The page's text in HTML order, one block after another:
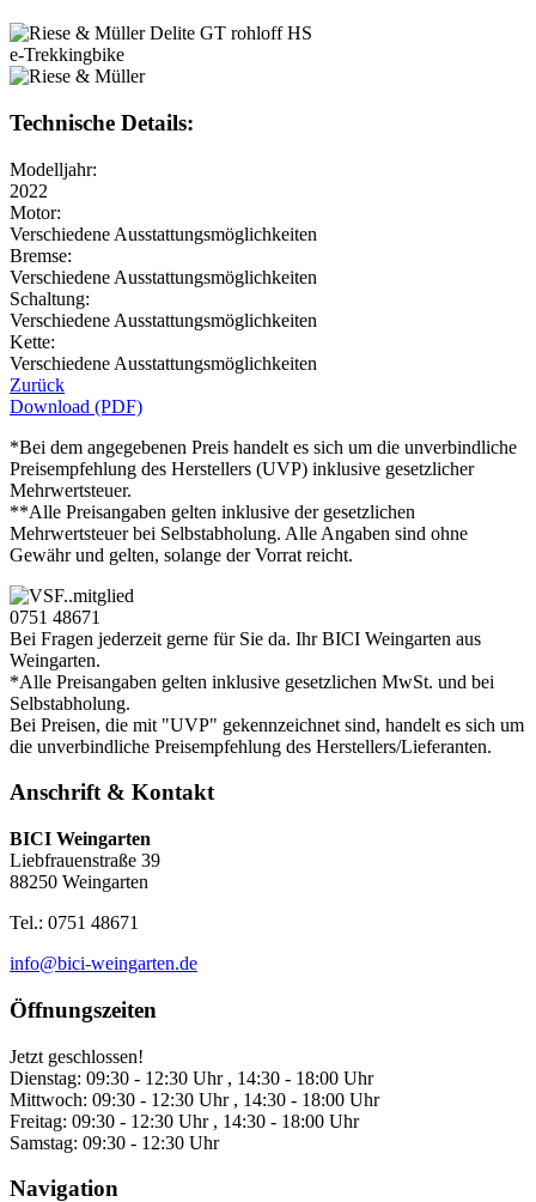
e-Trekkingbike
Technische Details:
Modelljahr:
2022
Motor:
Verschiedene Ausstattungsmöglichkeiten
Bremse:
Verschiedene Ausstattungsmöglichkeiten
Schaltung:
Verschiedene Ausstattungsmöglichkeiten
Kette:
Verschiedene Ausstattungsmöglichkeiten
Zurück
Download (PDF)
*Bei dem angegebenen Preis handelt es sich um die unverbindliche
Preisempfehlung des Herstellers (UVP) inklusive gesetzlicher
Mehrwertsteuer.
**Alle Preisangaben gelten inklusive der gesetzlichen
Mehrwertsteuer bei Selbstabholung. Alle Angaben sind ohne
Gewähr und gelten, solange der Vorrat reicht.
0751 48671
Bei Fragen jederzeit gerne für Sie da. Ihr BICI Weingarten aus
Weingarten.
*Alle Preisangaben gelten inklusive gesetzlichen MwSt. und bei
Selbstabholung.
Bei Preisen, die mit "UVP" gekennzeichnet sind, handelt es sich um
die unverbindliche Preisempfehlung des Herstellers/Lieferanten.
Anschrift & Kontakt
BICI Weingarten
Liebfrauenstraße 39
88250 Weingarten
Tel.: 0751 48671
info@bici-weingarten.de
Öffnungszeiten
Jetzt geschlossen!
Dienstag: 09:30 - 12:30 Uhr , 14:30 - 18:00 Uhr
Mittwoch: 09:30 - 12:30 Uhr , 14:30 - 18:00 Uhr
Freitag: 09:30 - 12:30 Uhr , 14:30 - 18:00 Uhr
Samstag: 09:30 - 12:30 Uhr
Navigation